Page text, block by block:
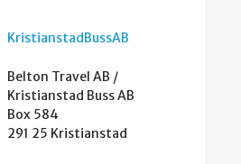
KristianstadBussAB
Belton Travel AB /
Kristianstad Buss AB
Box 584
291 25 Kristianstad